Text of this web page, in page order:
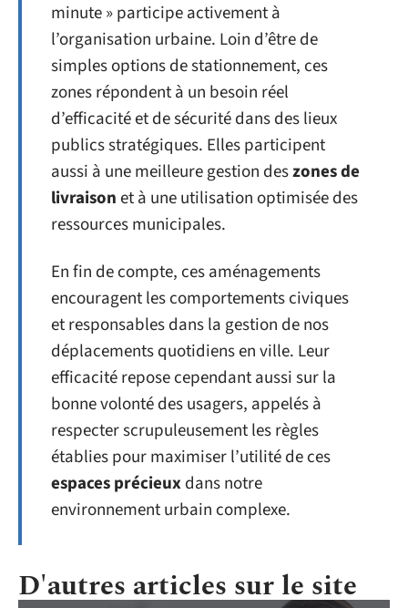
minute » participe activement à
l’organisation urbaine. Loin d’être de
simples options de stationnement, ces
zones répondent à un besoin réel
d’efficacité et de sécurité dans des lieux
publics stratégiques. Elles participent
aussi à une meilleure gestion deszones de
livraisonet à une utilisation optimisée des
ressources municipales.
En fin de compte, ces aménagements
encouragent les comportements civiques
et responsables dans la gestion de nos
déplacements quotidiens en ville. Leur
efficacité repose cependant aussi sur la
bonne volonté des usagers, appelés à
respecter scrupuleusement les règles
établies pour maximiser l’utilité de ces
espaces précieuxdans notre
environnement urbain complexe.
D'autres articles sur le site